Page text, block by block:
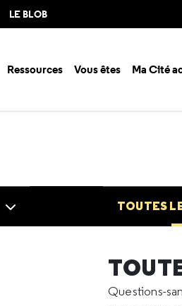
LE BLOB
Ressources Vous êtes Ma Cité
TOUTES
Questions-